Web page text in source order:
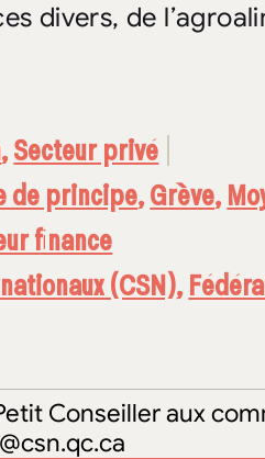
divers, de
,Secteur privé
de principe,Grève,
finance
(CSN),
Conseiller aux